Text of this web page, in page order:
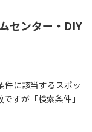
センター・DIY
に該当するスポッ
すが「検索条件」